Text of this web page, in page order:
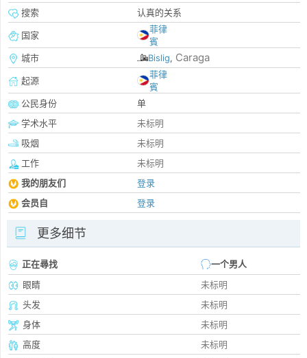
搜索
认真的关系
国家
菲律
賓
城市
Bislig, Caraga
起源
菲律
賓
公民身份
单
学术水平
未标明
吸烟
未标明
工作
未标明
我的朋友们
登录
会员自
登录
更多细节
正在尋找
一个男人
眼睛
未标明
头发
未标明
身体
未标明
高度
未标明